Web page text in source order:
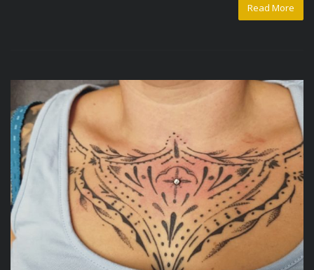
Read More